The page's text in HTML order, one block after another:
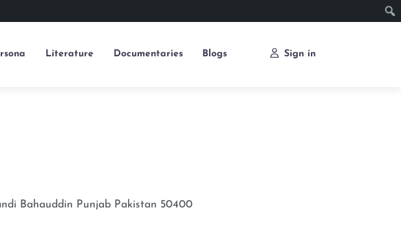
Literature Documentaries Blogs Sign in
Bahauddin Punjab Pakistan 50400